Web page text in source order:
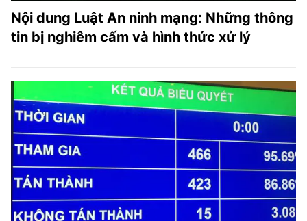
Nội dung Luật An ninh mạng: Những thông
tin bị nghiêm cấm và hình thức xử lý